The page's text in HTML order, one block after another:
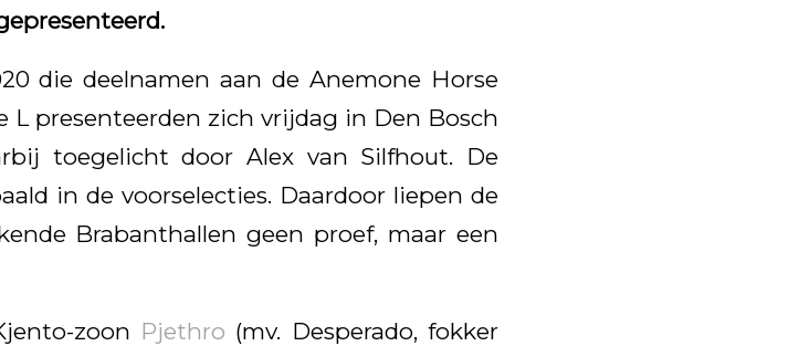
die deelnamen aan de Anemone Horse
presenteerden zich vrijdag in Den Bosch
toegelicht door Alex van Silfhout. De
in de voorselecties. Daardoor liepen de
Brabanthallen geen proef, maar een
zoon Pjethro (mv. Desperado, fokker